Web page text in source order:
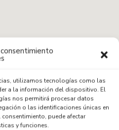
utilizamos tecnologías como las
a la información del dispositivo. El
nos permitirá procesar datos
o las identificaciones únicas en
puede afectar
y funciones.